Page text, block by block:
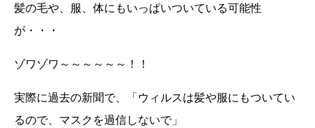
髪の毛や、服、体にもいっぱいついている可能性
が・・・
ゾワゾワ～～～～～～！！
実際に過去の新聞で、「ウィルスは髪や服にもついてい
るので、マスクを過信しないで」